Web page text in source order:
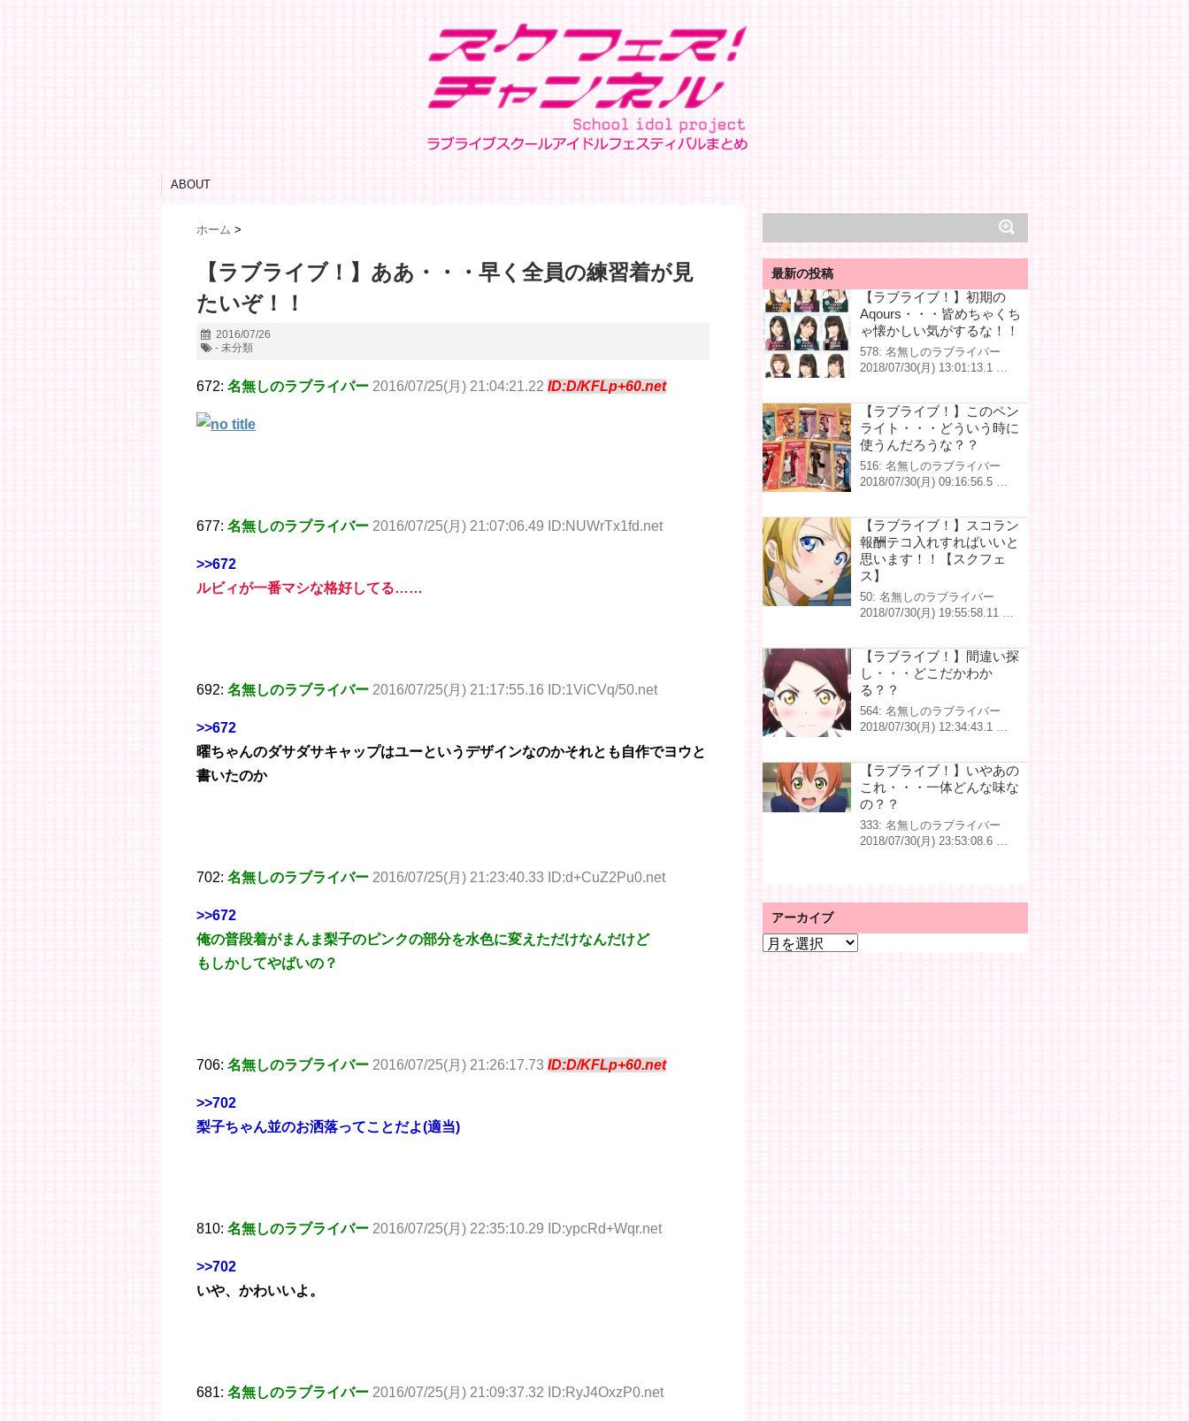
ABOUT
ホーム >
【ラブライブ！】ああ・・・早く全員の練習着が見
たいぞ！！
2016/07/26
- 未分類
672: 名無しのラブライバー 2016/07/25(月) 21:04:21.22 ID:D/KFLp+60.net
677: 名無しのラブライバー 2016/07/25(月) 21:07:06.49 ID:NUWrTx1fd.net
>>672
ルビィが一番マシな格好してる……
692: 名無しのラブライバー 2016/07/25(月) 21:17:55.16 ID:1ViCVq/50.net
>>672
曜ちゃんのダサダサキャップはユーというデザインなのかそれとも自作でヨウと
書いたのか
702: 名無しのラブライバー 2016/07/25(月) 21:23:40.33 ID:d+CuZ2Pu0.net
>>672
俺の普段着がまんま梨子のピンクの部分を水色に変えただけなんだけど
もしかしてやばいの？
706: 名無しのラブライバー 2016/07/25(月) 21:26:17.73 ID:D/KFLp+60.net
>>702
梨子ちゃん並のお洒落ってことだよ(適当)
810: 名無しのラブライバー 2016/07/25(月) 22:35:10.29 ID:ypcRd+Wqr.net
>>702
いや、かわいいよ。
681: 名無しのラブライバー 2016/07/25(月) 21:09:37.32 ID:RyJ4OxzP0.net
最新の投稿
【ラブライブ！】初期の
Aqours・・・皆めちゃくち
ゃ懐かしい気がするな！！
578: 名無しのラブライバー
2018/07/30(月) 13:01:13.1 …
【ラブライブ！】このペン
ライト・・・どういう時に
使うんだろうな？？
516: 名無しのラブライバー
2018/07/30(月) 09:16:56.5 …
【ラブライブ！】スコラン
報酬テコ入れすればいいと
思います！！【スクフェ
ス】
50: 名無しのラブライバー
2018/07/30(月) 19:55:58.11 …
【ラブライブ！】間違い探
し・・・どこだかわか
る？？
564: 名無しのラブライバー
2018/07/30(月) 12:34:43.1 …
【ラブライブ！】いやあの
これ・・・一体どんな味な
の？？
333: 名無しのラブライバー
2018/07/30(月) 23:53:08.6 …
アーカイブ
ア